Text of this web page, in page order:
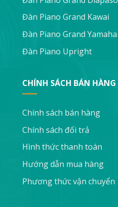
Đàn Piano Grand Kawai
Đàn Piano Grand Yamaha
Đàn Piano Upright
CHÍNH SÁCH BÁN HÀNG
Chính sách bán hàng
Chính sách đổi trả
Hình thức thanh toán
Hướng dẫn mua hàng
Phương thức vận chuyển